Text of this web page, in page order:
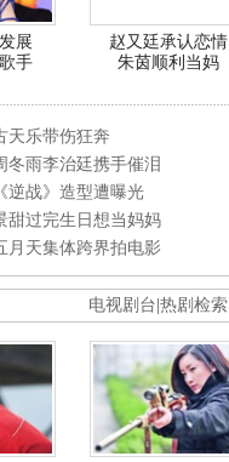
展
手
赵又廷承认恋情
朱茵顺利当妈
天乐带伤狂奔
冬雨李治廷携手催泪
逆战》造型遭曝光
甜过完生日想当妈妈
月天集体跨界拍电影
电视剧台 热剧检索